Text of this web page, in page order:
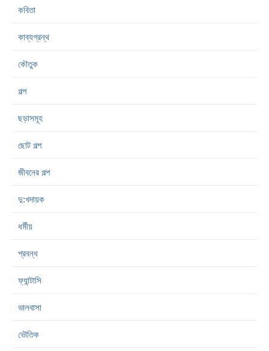
কবিতা
কাব্যগ্রন্থ
কৌতুক
গল্প
ছড়াসমূহ
ছোট গল্প
জীবনের গল্প
দু:খদায়ক
ধর্মীয়
প্রবন্ধ
ফ্যান্টাসি
ভালবাসা
ভৌতিক